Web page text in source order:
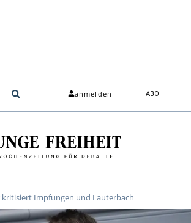
anmelden ABO
Impfungen und Lauterbach